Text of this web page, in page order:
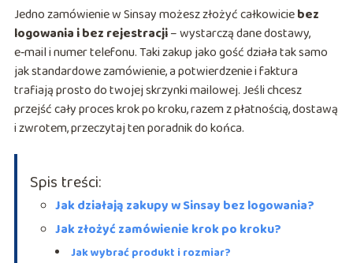
Jedno zamówienie w Sinsay możesz złożyć całkowiciebez
logowania i bez rejestracji– wystarczą dane dostawy,
e‑mail i numer telefonu. Taki zakup jako gość działa tak samo
jak standardowe zamówienie, a potwierdzenie i faktura
trafiają prosto do twojej skrzynki mailowej. Jeśli chcesz
przejść cały proces krok po kroku, razem z płatnością, dostawą
i zwrotem, przeczytaj ten poradnik do końca.
Spis treści:
Jak działają zakupy w Sinsay bez logowania?
Jak złożyć zamówienie krok po kroku?
Jak wybrać produkt i rozmiar?